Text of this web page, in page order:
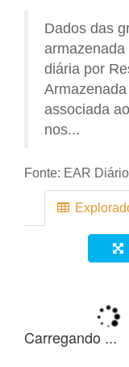
Dados das
diária por
associada
nos...
Fonte: EAR